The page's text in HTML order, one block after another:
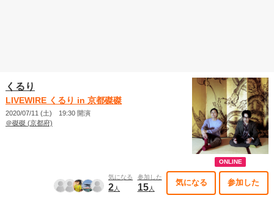
ONLINE
くるり
LIVEWIRE くるり in 京都磔磔
2020/07/11 (土) 19:30 開演
＠磔磔 (京都府)
気になる
2人
参加した
15人
気になる 参加した